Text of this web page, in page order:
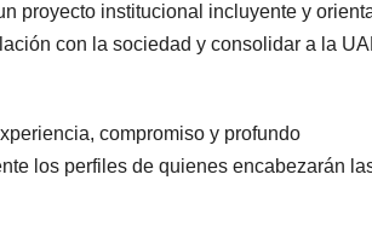
proyecto institucional incluyente y
con la sociedad y consolidar a la
compromiso y profundo
los perfiles de quienes encabezarán